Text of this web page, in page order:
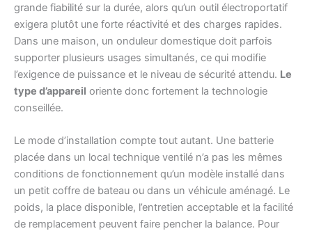
grande fiabilité sur la durée, alors qu’un outil électroportatif
exigera plutôt une forte réactivité et des charges rapides.
Dans une maison, un onduleur domestique doit parfois
supporter plusieurs usages simultanés, ce qui modifie
l’exigence de puissance et le niveau de sécurité attendu. Le
type d’appareil oriente donc fortement la technologie
conseillée.
Le mode d’installation compte tout autant. Une batterie
placée dans un local technique ventilé n’a pas les mêmes
conditions de fonctionnement qu’un modèle installé dans
un petit coffre de bateau ou dans un véhicule aménagé. Le
poids, la place disponible, l’entretien acceptable et la facilité
de remplacement peuvent faire pencher la balance. Pour